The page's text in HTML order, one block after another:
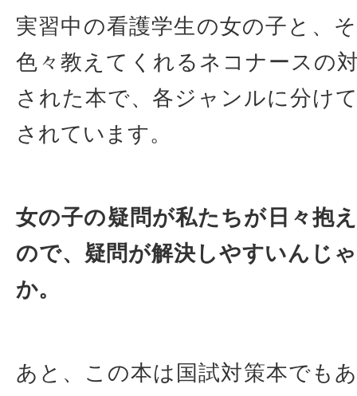
実習中の看護学生の女の子と、
色々教えてくれるネコナースの
された本で、各ジャンルに分け
されています。
女の子の疑問が私たちが日々抱
ので、疑問が解決しやすいんじ
か。
あと、この本は国試対策本でも